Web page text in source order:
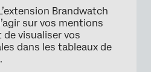
Brandwatch
sur vos mentions
visualiser vos
dans les tableaux de